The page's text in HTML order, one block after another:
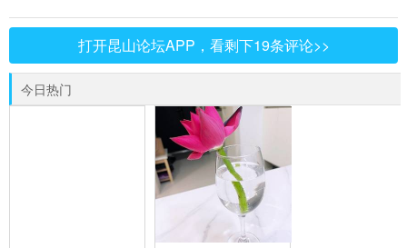
打开昆山论坛APP，看剩下19条评论>>
今日热门